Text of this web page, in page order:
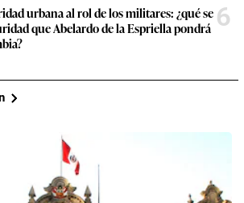
urbana al rol de los militares: ¿qué se
que Abelardo de la Espriella pondrá 6